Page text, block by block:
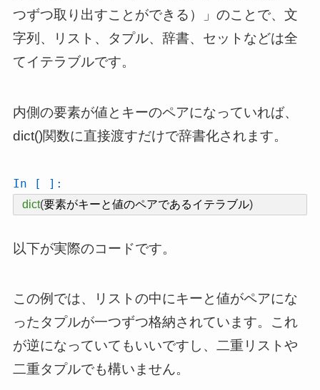
つずつ取り出すことができる）」のことで、文
字列、リスト、タプル、辞書、セットなどは全
てイテラブルです。
内側の要素が値とキーのペアになっていれば、
dict()関数に直接渡すだけで辞書化されます。
In [ ]:
dict(要素がキーと値のペアであるイテラブル)
以下が実際のコードです。
この例では、リストの中にキーと値がペアにな
ったタプルが一つずつ格納されています。これ
が逆になっていてもいいですし、二重リストや
二重タプルでも構いません。